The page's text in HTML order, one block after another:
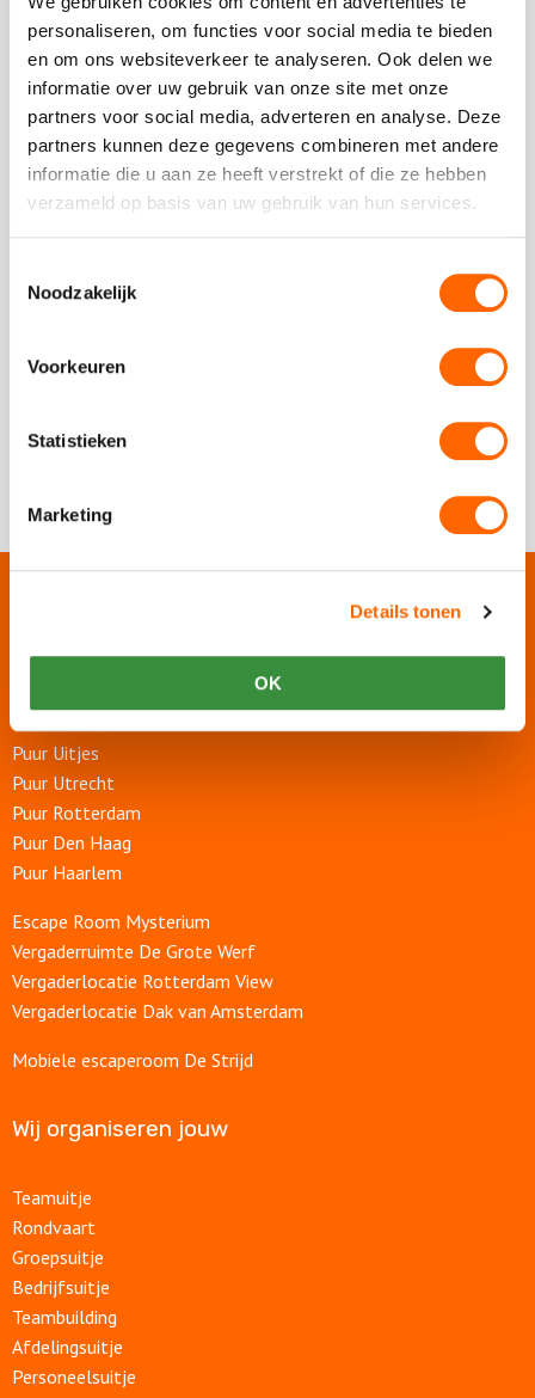
personaliseren, om functies voor social media te bieden
en om ons websiteverkeer te analyseren. Ook delen we
informatie over uw gebruik van onze site met onze
partners voor social media, adverteren en analyse. Deze
partners kunnen deze gegevens combineren met andere
informatie die u aan ze heeft verstrekt of die ze hebben
verzameld op basis van uw gebruik van hun services.
Noodzakelijk
Voorkeuren
Statistieken
Marketing
Details tonen
OK
Geplaatst op 23 december 2024
Als je ooit hebt gedacht: “ik zou willen dat ik net zo
moeiteloos mooie landschappen kon schilderen als Bob
Ross,” ...
Read
more
Amsterdam is een paradijs voor fijnproevers en bij Puur*
doen juichen. Of je ...
more
Puur Feesten
Puur Uitjes
Puur Utrecht
Puur Rotterdam
Puur Den Haag
Puur Haarlem
Escape Room Mysterium
Vergaderruimte De Grote Werf
Vergaderlocatie Rotterdam View
Vergaderlocatie Dak van Amsterdam
Mobiele escaperoom De Strijd
Wij organiseren jouw
Teamuitje
Rondvaart
Groepsuitje
Bedrijfsuitje
Teambuilding
Afdelingsuitje
Personeelsuitje